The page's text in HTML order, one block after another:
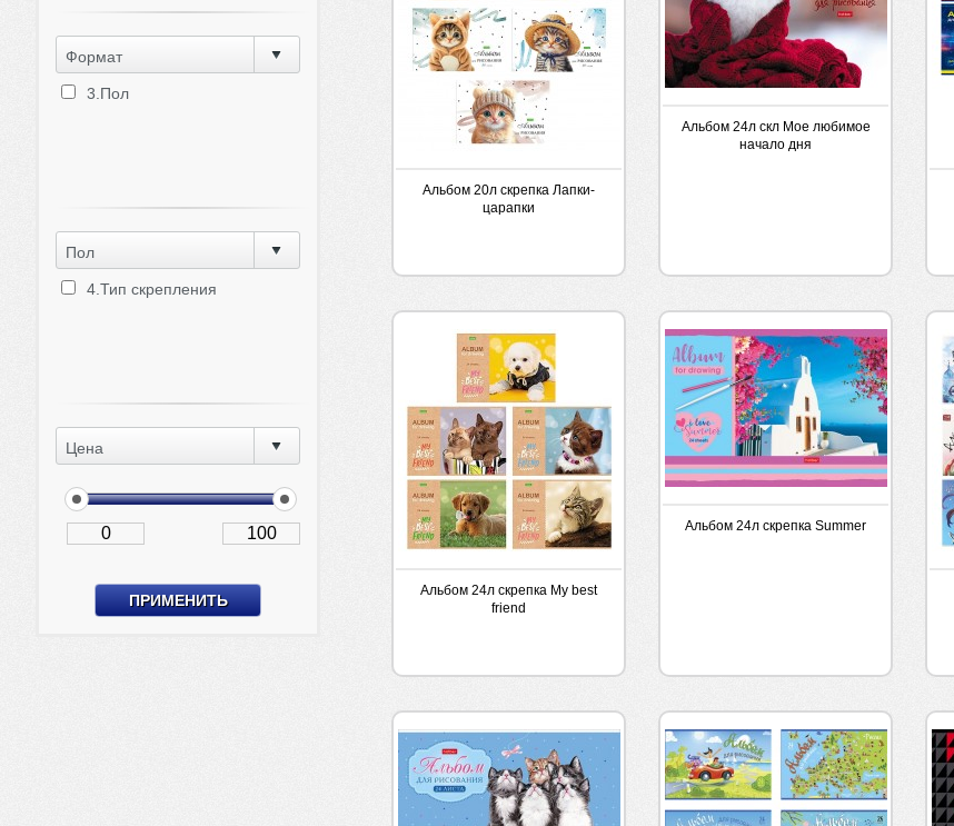
Формат
3.Пол
Пол
4.Тип скрепления
Цена
Альбом 20л скрепка Лапки-
царапки
Альбом 24л скл Мое любимое
начало дня
Альбом 24л скрепка My best
friend
Альбом 24л скрепка Summer